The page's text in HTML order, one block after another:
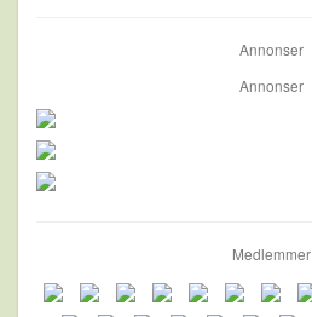
Annonser
Annonser
Medlemmer